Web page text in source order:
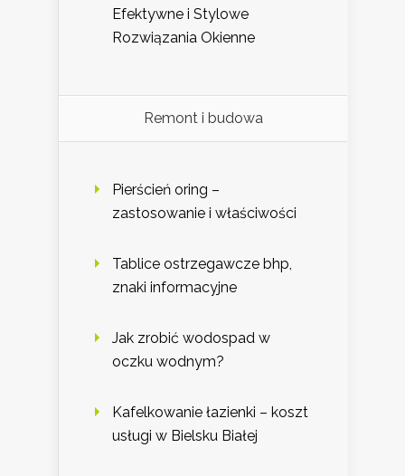
Efektywne i Stylowe
Rozwiązania Okienne
Remont i budowa
Pierścień oring –
zastosowanie i właściwości
Tablice ostrzegawcze bhp,
znaki informacyjne
Jak zrobić wodospad w
oczku wodnym?
Kafelkowanie łazienki – koszt
usługi w Bielsku Białej